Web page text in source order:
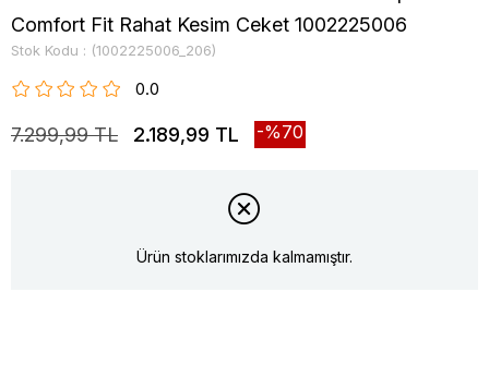
Comfort Fit Rahat Kesim Ceket 1002225006
Stok Kodu (1002225006_206)
0.0
7.299,99 TL 2.189,99 TL 70
Ürün stoklarımızda kalmamıştır.